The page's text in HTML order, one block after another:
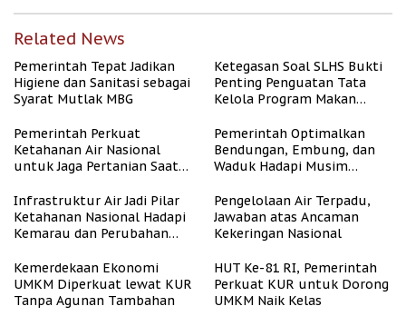
Related News
Pemerintah Tepat Jadikan
Higiene dan Sanitasi sebagai
Syarat Mutlak MBG
Ketegasan Soal SLHS Bukti
Penting Penguatan Tata
Kelola Program Makan
Pemerintah Perkuat
Ketahanan Air Nasional
untuk Jaga Pertanian Saat
Pemerintah Optimalkan
Bendungan, Embung, dan
Waduk Hadapi Musim
Infrastruktur Air Jadi Pilar
Ketahanan Nasional Hadapi
Kemarau dan Perubahan
Pengelolaan Air Terpadu,
Jawaban atas Ancaman
Kekeringan Nasional
Kemerdekaan Ekonomi
UMKM Diperkuat lewat KUR
Tanpa Agunan Tambahan
HUT Ke-81 RI, Pemerintah
Perkuat KUR untuk Dorong
UMKM Naik Kelas